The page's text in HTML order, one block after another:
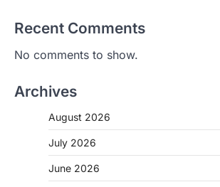
Recent Comments
No comments to show.
Archives
August 2026
July 2026
June 2026